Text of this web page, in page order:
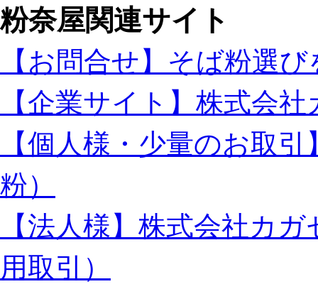
粉奈屋関連サイト
【お問合せ】そば粉選
【企業サイト】株式会
【個人様・少量のお取
粉）
【法人様】株式会社カ
用取引）